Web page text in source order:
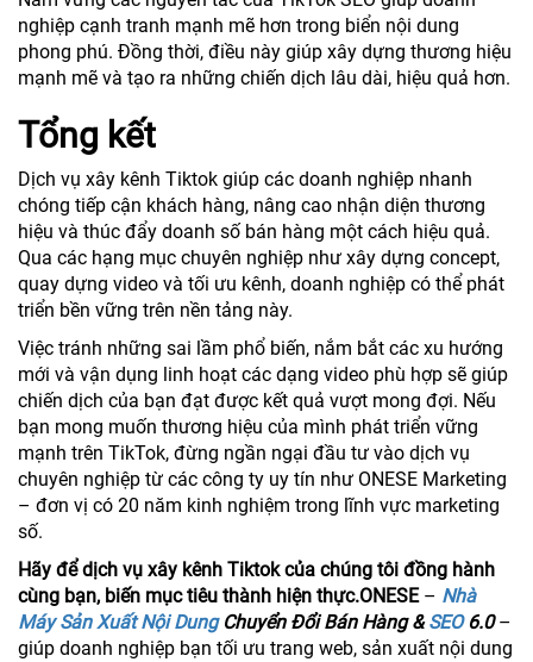
nghiệp cạnh tranh mạnh mẽ hơn trong biển nội dung
phong phú. Đồng thời, điều này giúp xây dựng thương hiệu
mạnh mẽ và tạo ra những chiến dịch lâu dài, hiệu quả hơn.
Tổng kết
Dịch vụ xây kênh Tiktok giúp các doanh nghiệp nhanh
chóng tiếp cận khách hàng, nâng cao nhận diện thương
hiệu và thúc đẩy doanh số bán hàng một cách hiệu quả.
Qua các hạng mục chuyên nghiệp như xây dựng concept,
quay dựng video và tối ưu kênh, doanh nghiệp có thể phát
triển bền vững trên nền tảng này.
Việc tránh những sai lầm phổ biến, nắm bắt các xu hướng
mới và vận dụng linh hoạt các dạng video phù hợp sẽ giúp
chiến dịch của bạn đạt được kết quả vượt mong đợi. Nếu
bạn mong muốn thương hiệu của mình phát triển vững
mạnh trên TikTok, đừng ngần ngại đầu tư vào dịch vụ
chuyên nghiệp từ các công ty uy tín như ONESE Marketing
– đơn vị có 20 năm kinh nghiệm trong lĩnh vực marketing
số.
Hãy để dịch vụ xây kênh Tiktok của chúng tôi đồng hành
cùng bạn, biến mục tiêu thành hiện thực.ONESE– Nhà
Máy Sản Xuất Nội DungChuyển Đổi Bán Hàng &SEO6.0–
giúp doanh nghiệp bạn tối ưu trang web, sản xuất nội dung